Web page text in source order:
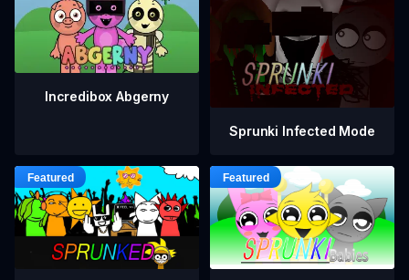
Incredibox Abgerny
Sprunki Infected Mode